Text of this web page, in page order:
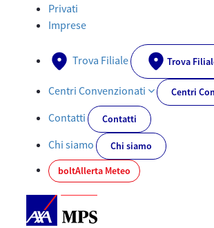
Assicurazione Moto - AXA-MPS.IT
Privati
Imprese
Trova Filiale Trova
Centri Convenzionati Centri
Contatti Contatti
Chi siamo
Chi siamo
boltAllerta Meteo